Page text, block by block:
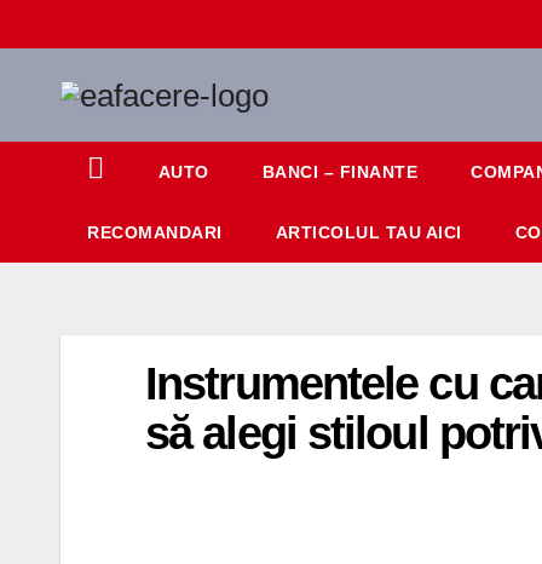
to
AUTO BANCI – FINANTE
RECOMANDARI ARTICOLUL TAU AICI
Instrumentele cu
să alegi stiloul